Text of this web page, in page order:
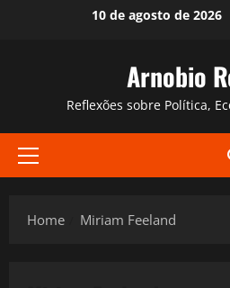
10 de agosto de 2026
Arnobio
Reflexões sobre Política,
Primary
Home Miriam Feeland